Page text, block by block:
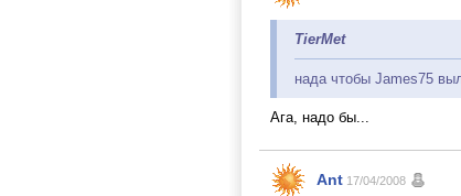
TierMet
нада чтобы James75
Ага, надо бы...
Ant 17/04/2008